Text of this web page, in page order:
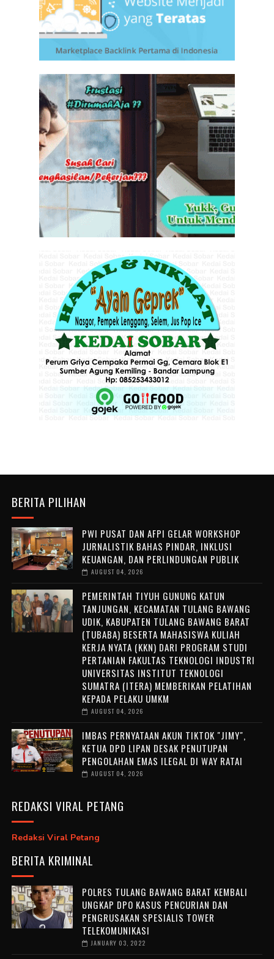
BERITA PILIHAN
PWI PUSAT DAN AFPI GELAR WORKSHOP
JURNALISTIK BAHAS PINDAR, INKLUSI
KEUANGAN, DAN PERLINDUNGAN PUBLIK
AUGUST 04, 2026
PEMERINTAH TIYUH GUNUNG KATUN
TANJUNGAN, KECAMATAN TULANG BAWANG
UDIK, KABUPATEN TULANG BAWANG BARAT
(TUBABA) BESERTA MAHASISWA KULIAH
KERJA NYATA (KKN) DARI PROGRAM STUDI
PERTANIAN FAKULTAS TEKNOLOGI INDUSTRI
UNIVERSITAS INSTITUT TEKNOLOGI
SUMATRA (ITERA) MEMBERIKAN PELATIHAN
KEPADA PELAKU UMKM
AUGUST 04, 2026
IMBAS PERNYATAAN AKUN TIKTOK "JIMY",
KETUA DPD LIPAN DESAK PENUTUPAN
PENGOLAHAN EMAS ILEGAL DI WAY RATAI
AUGUST 04, 2026
REDAKSI VIRAL PETANG
Redaksi Viral Petang
BERITA KRIMINAL
POLRES TULANG BAWANG BARAT KEMBALI
UNGKAP DPO KASUS PENCURIAN DAN
PENGRUSAKAN SPESIALIS TOWER
TELEKOMUNIKASI
JANUARY 03, 2022